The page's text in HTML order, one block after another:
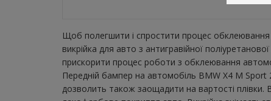
Щоб полегшити і спростити процес обклеювання
викрійка для авто з антигравійної
прискорити процес роботи з обклеювання
Передній бампер на автомобіль BMW X4 M
дозволить також заощадити на вартості плівки.